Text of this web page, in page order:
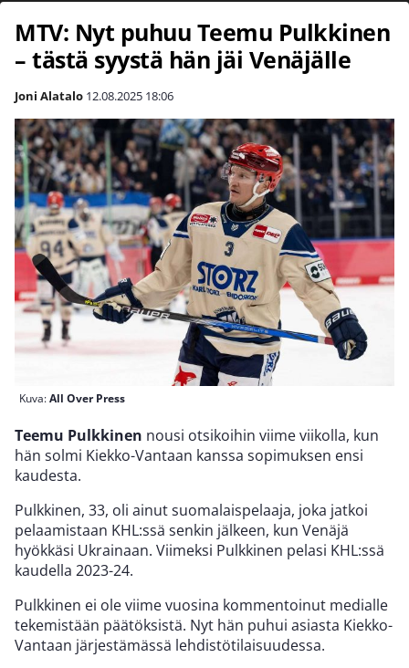
MTV: Nyt puhuu Teemu Pulkkinen
– tästä syystä hän jäi Venäjälle
Joni Alatalo 12.08.2025 18:06
Kuva:All Over Press
Teemu Pulkkinen nousi otsikoihin viime viikolla, kun
hän solmi Kiekko-Vantaan kanssa sopimuksen ensi
kaudesta.
Pulkkinen, 33, oli ainut suomalaispelaaja, joka jatkoi
pelaamistaan KHL:ssä senkin jälkeen, kun Venäjä
hyökkäsi Ukrainaan. Viimeksi Pulkkinen pelasi KHL:ssä
kaudella 2023-24.
Pulkkinen ei ole viime vuosina kommentoinut medialle
tekemistään päätöksistä. Nyt hän puhui asiasta Kiekko-
Vantaan järjestämässä lehdistötilaisuudessa.